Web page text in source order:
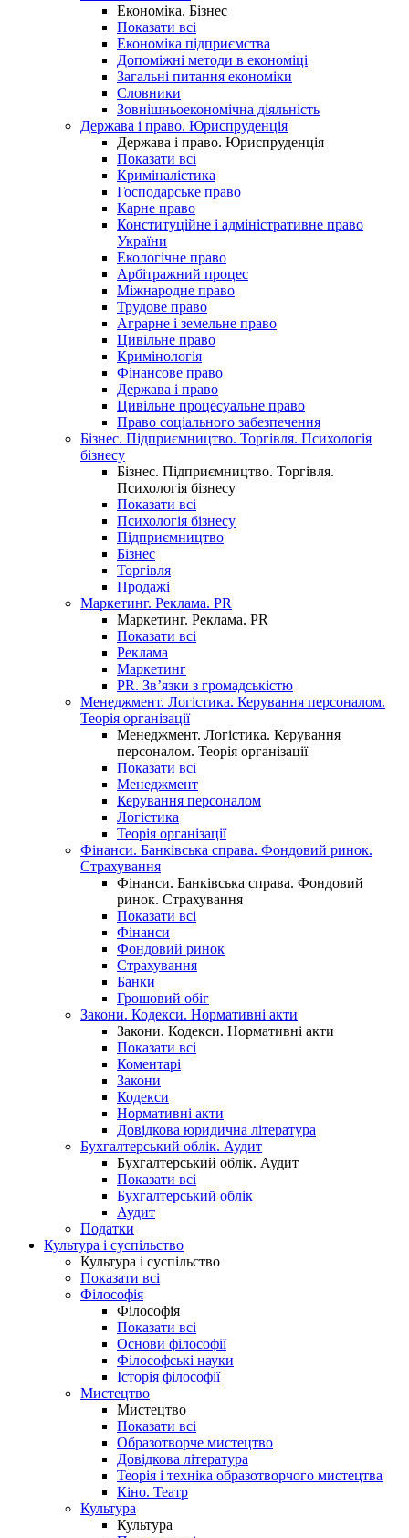
Економіка. Бізнес
Показати всі
Економіка підприємства
Допоміжні методи в економіці
Загальні питання економіки
Словники
Зовнішньоекономічна діяльність
Держава і право. Юриспруденція
Держава і право. Юриспруденція
Показати всі
Криміналістика
Господарське право
Карне право
Конституційне і адміністративне право
України
Екологічне право
Арбітражний процес
Міжнародне право
Трудове право
Аграрне і земельне право
Цивільне право
Кримінологія
Фінансове право
Держава і право
Цивільне процесуальне право
Право соціального забезпечення
Бізнес. Підприємництво. Торгівля. Психологія
бізнесу
Бізнес. Підприємництво. Торгівля.
Психологія бізнесу
Показати всі
Психологія бізнесу
Підприємництво
Бізнес
Торгівля
Продажі
Маркетинг. Реклама. PR
Маркетинг. Реклама. PR
Показати всі
Реклама
Маркетинг
PR. Зв’язки з громадськістю
Менеджмент. Логістика. Керування персоналом.
Теорія організації
Менеджмент. Логістика. Керування
персоналом. Теорія організації
Показати всі
Менеджмент
Керування персоналом
Логістика
Теорія організації
Фінанси. Банківська справа. Фондовий ринок.
Страхування
Фінанси. Банківська справа. Фондовий
ринок. Страхування
Показати всі
Фінанси
Фондовий ринок
Страхування
Банки
Грошовий обіг
Закони. Кодекси. Нормативні акти
Закони. Кодекси. Нормативні акти
Показати всі
Коментарі
Закони
Кодекси
Нормативні акти
Довідкова юридична література
Бухгалтерський облік. Аудит
Бухгалтерський облік. Аудит
Показати всі
Бухгалтерський облік
Аудит
Податки
Культура і суспільство
Культура і суспільство
Показати всі
Філософія
Філософія
Показати всі
Основи філософії
Філософські науки
Історія філософії
Мистецтво
Мистецтво
Показати всі
Образотворче мистецтво
Довідкова література
Теорія і техніка образотворчого мистецтва
Кіно. Театр
Культура
Культура